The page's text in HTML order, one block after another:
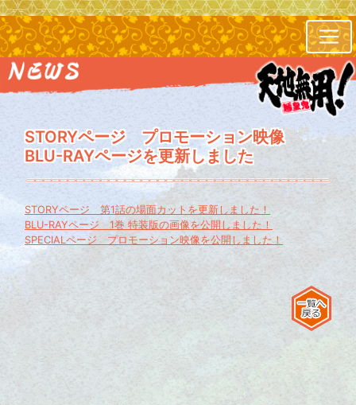
STORYページ プロモーション映像
BLU-RAYページを更新しました
STORYページ 第1話の場面カットを更新しました！
BLU-RAYページ 1巻 特装版の画像を公開しました！
SPECIALページ プロモーション映像を公開しました！